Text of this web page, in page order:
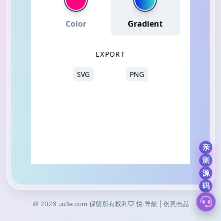
© 2026 uu3e.com 保留所有权利 悦·导航 | 创意出品